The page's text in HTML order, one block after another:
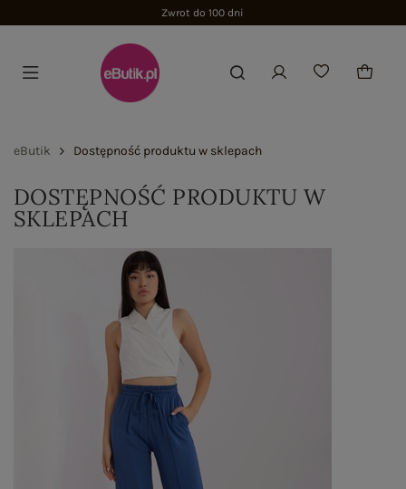
Zwrot do 100 dni
eButik Dostępność produktu w sklepach
DOSTĘPNOŚĆ PRODUKTU W
SKLEPACH